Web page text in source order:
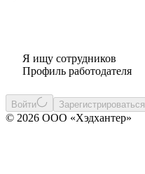
Я ищу сотрудников
Профиль работодателя
Войти Зарегистрироваться
© 2026 ООО «Хэдхантер»